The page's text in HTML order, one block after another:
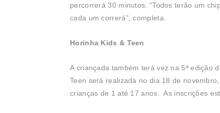
percorrerá 30 minutos. “Todos terão um
cada um correrá”, completa.
Horinha Kids & Teen
A criançada também terá vez na 5ª edição
Teen será realizada no dia 18 de
crianças de 1 até 17 anos. As inscrições